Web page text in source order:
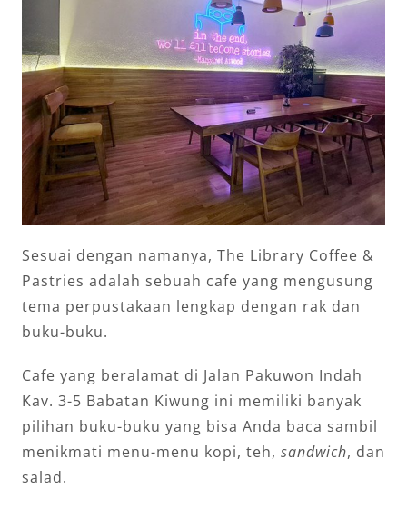
Sesuai dengan namanya, The Library Coffee &
Pastries adalah sebuah cafe yang mengusung
tema perpustakaan lengkap dengan rak dan
buku-buku.
Cafe yang beralamat di Jalan Pakuwon Indah
Kav. 3-5 Babatan Kiwung ini memiliki banyak
pilihan buku-buku yang bisa Anda baca sambil
menikmati menu-menu kopi, teh, sandwich, dan
salad.